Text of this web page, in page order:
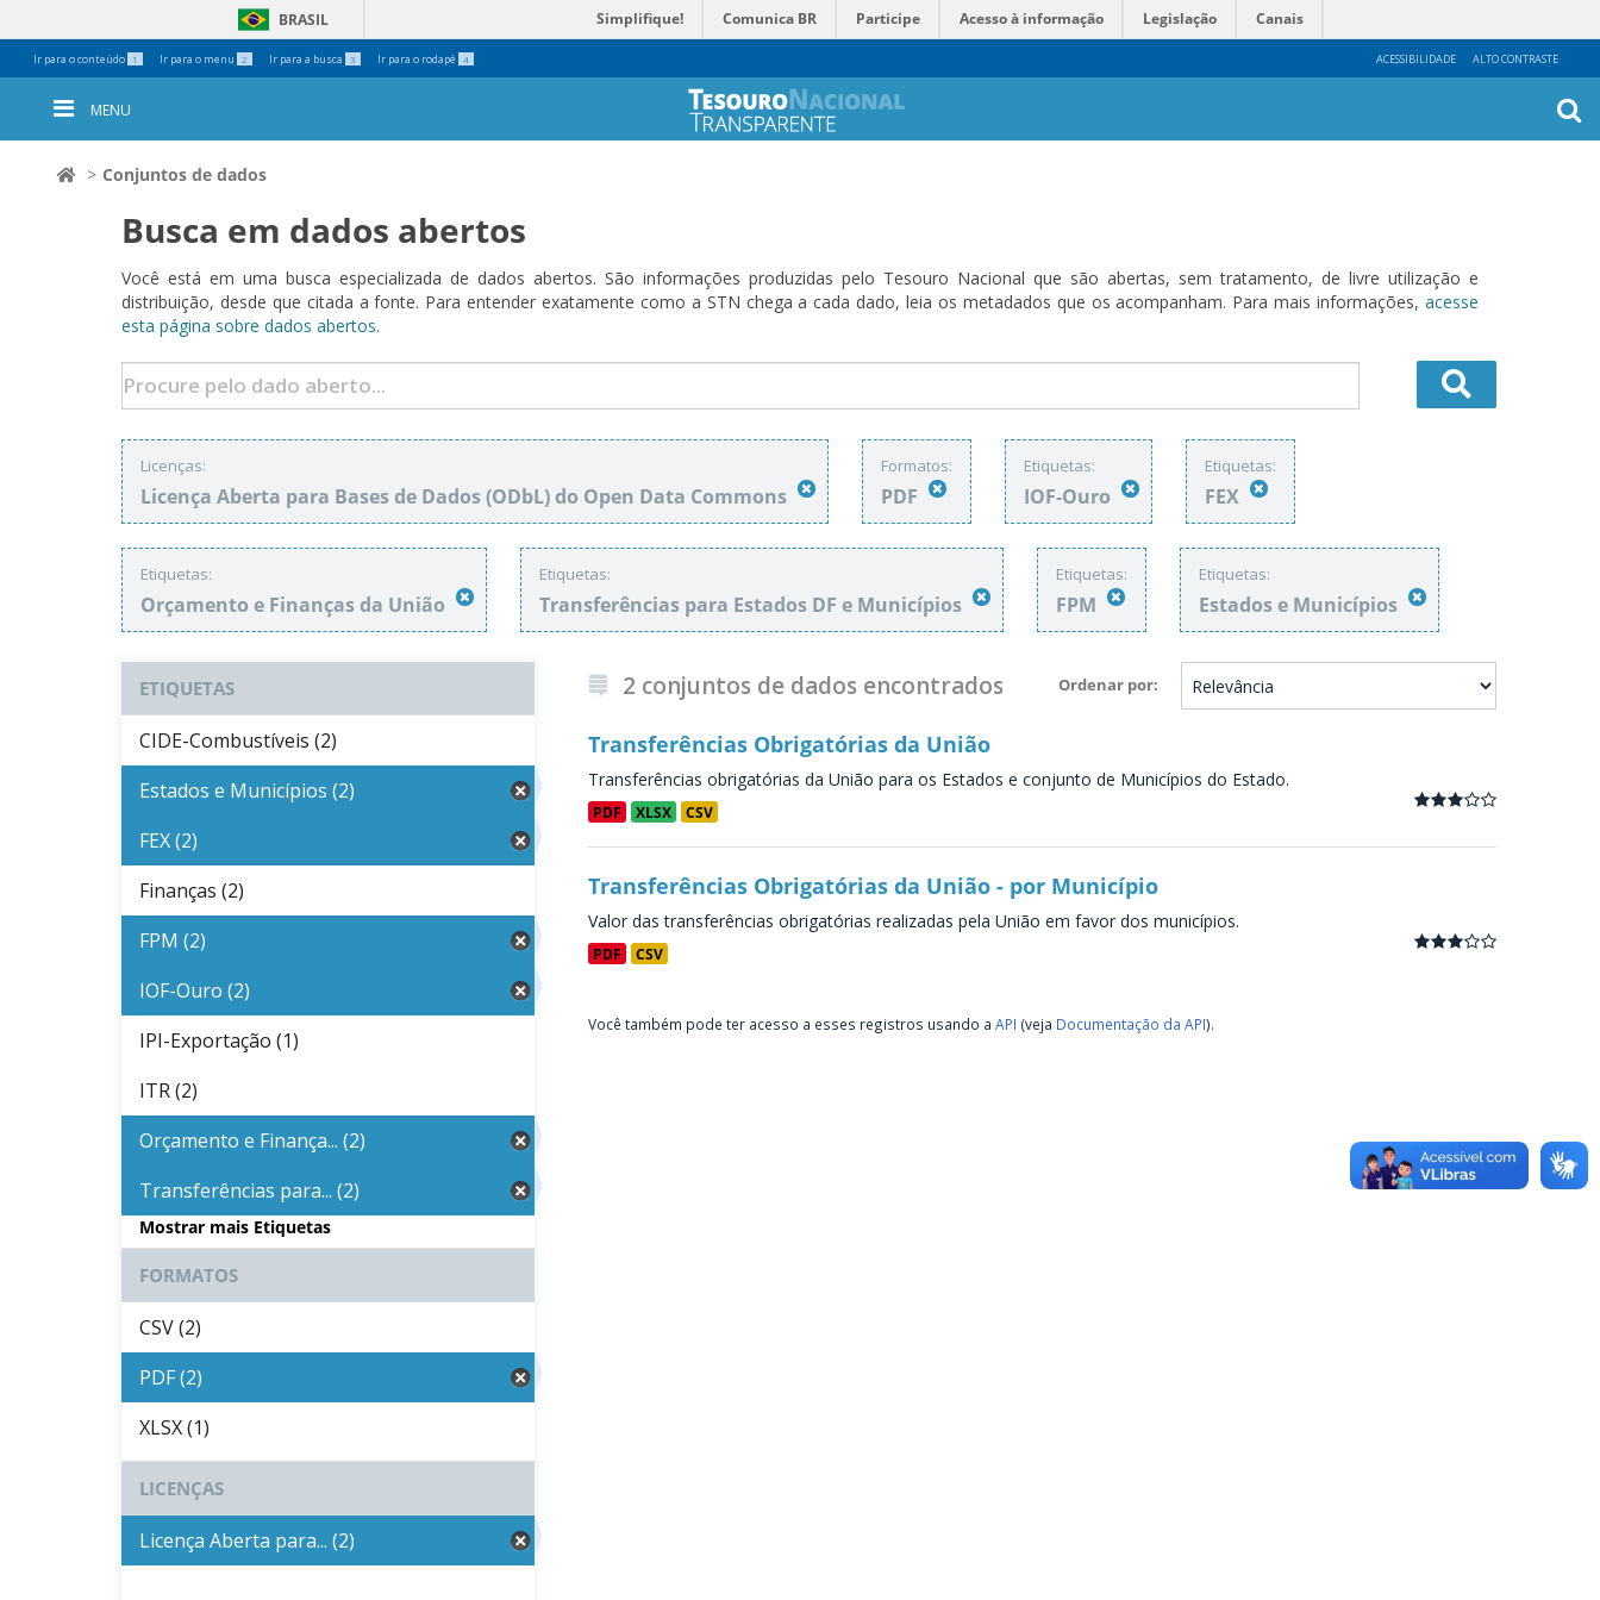
Ir para o conteúdo 1 Ir para o menu 2 Ir para a busca 3 Ir para o rodapé 4 ACESSIBILIDADE ALTO CONTRASTE
BRASIL Simplifique! Comunica BR Participe Acesso à informação Legislação Canais
Ferramentas
Pessoais
MENU
Conjuntos de dados
Busca em dados abertos
Você está em uma busca especializada de dados abertos. São informações produzidas pelo Tesouro Nacional que são abertas, sem tratamento, de livre utilização e
distribuição, desde que citada a fonte. Para entender exatamente como a STN chega a cada dado, leia os metadados que os acompanham. Para mais informações, acesse
esta página sobre dados abertos.
Licenças:
Licença Aberta para Bases de Dados (ODbL) do Open Data Commons
Formatos:
PDF
Etiquetas:
IOF-Ouro
Etiquetas:
FEX
Etiquetas:
Orçamento e Finanças da União
Etiquetas:
Transferências para Estados DF e Municípios
Etiquetas:
FPM
Etiquetas:
Estados e Municípios
Ordenar por
2 conjuntos de dados encontrados
Transferências Obrigatórias da União
Transferências obrigatórias da União para os Estados e conjunto de Municípios do Estado.
PDF XLSX CSV
Transferências Obrigatórias da União - por Município
Valor das transferências obrigatórias realizadas pela União em favor dos municípios.
PDF CSV
Você também pode ter acesso a esses registros usando a API (veja Documentação da API).
ETIQUETAS
CIDE-Combustíveis (2)
Estados e Municípios (2)
FEX (2)
Finanças (2)
FPM (2)
IOF-Ouro (2)
IPI-Exportação (1)
ITR (2)
Orçamento e Finança... (2)
Transferências para... (2)
Mostrar mais Etiquetas
FORMATOS
CSV (2)
PDF (2)
XLSX (1)
LICENÇAS
Licença Aberta para... (2)